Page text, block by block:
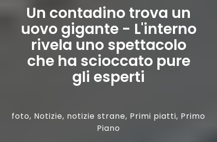
Un contadino trova un
uovo gigante - L'interno
rivela uno spettacolo
che ha scioccato pure
gli esperti
foto, Notizie, notizie strane, Primi piatti, Primo
Piano